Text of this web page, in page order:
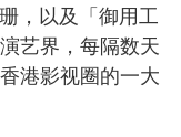
，以及「御用工
艺界，每隔数天
港影视圈的一大